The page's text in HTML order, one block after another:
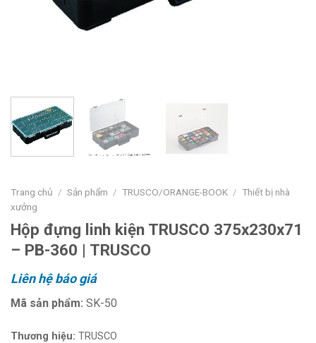
Trang chủ / Sản phẩm / TRUSCO/ORANGE-BOOK / Thiết bị nhà
xưởng
Hộp đựng linh kiện TRUSCO 375x230x71
– PB-360 | TRUSCO
Liên hệ báo giá
Mã sản phẩm: SK-50
Thương hiệu: TRUSCO